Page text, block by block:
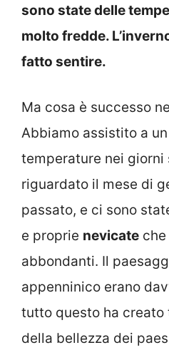
sono state delle
molto fredde.
fatto sentire.
Ma cosa è successo
Abbiamo assistito a
temperature nei giorni
riguardato il mese di
passato, e ci sono
e proprie nevicate
abbondanti. Il
appenninico erano
tutto questo ha
della bellezza dei